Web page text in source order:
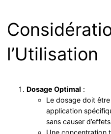
l’Utilisation
Dosage Optimal :
Le dosage doit
application
sans causer
Une concentration